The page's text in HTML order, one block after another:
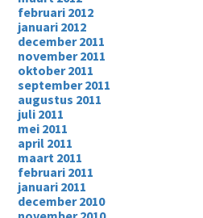
februari 2012
januari 2012
december 2011
november 2011
oktober 2011
september 2011
augustus 2011
juli 2011
mei 2011
april 2011
maart 2011
februari 2011
januari 2011
december 2010